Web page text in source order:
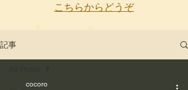
こちらからどうぞ
記事
cocoro